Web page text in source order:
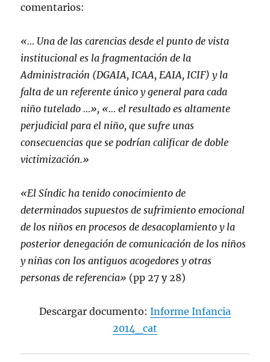
comentarios:
«… Una de las carencias desde el punto de vista
institucional es la fragmentación de la
Administración (DGAIA, ICAA, EAIA, ICIF) y la
falta de un referente único y general para cada
niño tutelado …», «… el resultado es altamente
perjudicial para el niño, que sufre unas
consecuencias que se podrían calificar de doble
victimización.»
«El Síndic ha tenido conocimiento de
determinados supuestos de sufrimiento emocional
de los niños en procesos de desacoplamiento y la
posterior denegación de comunicación de los niños
y niñas con los antiguos acogedores y otras
personas de referencia» (pp 27 y 28)
Descargar documento: Informe Infancia
2014_cat